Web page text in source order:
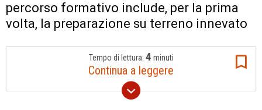
percorso formativo include, per la prima
volta, la preparazione su terreno innevato
Tempo di lettura: 4 minuti
Continua a leggere